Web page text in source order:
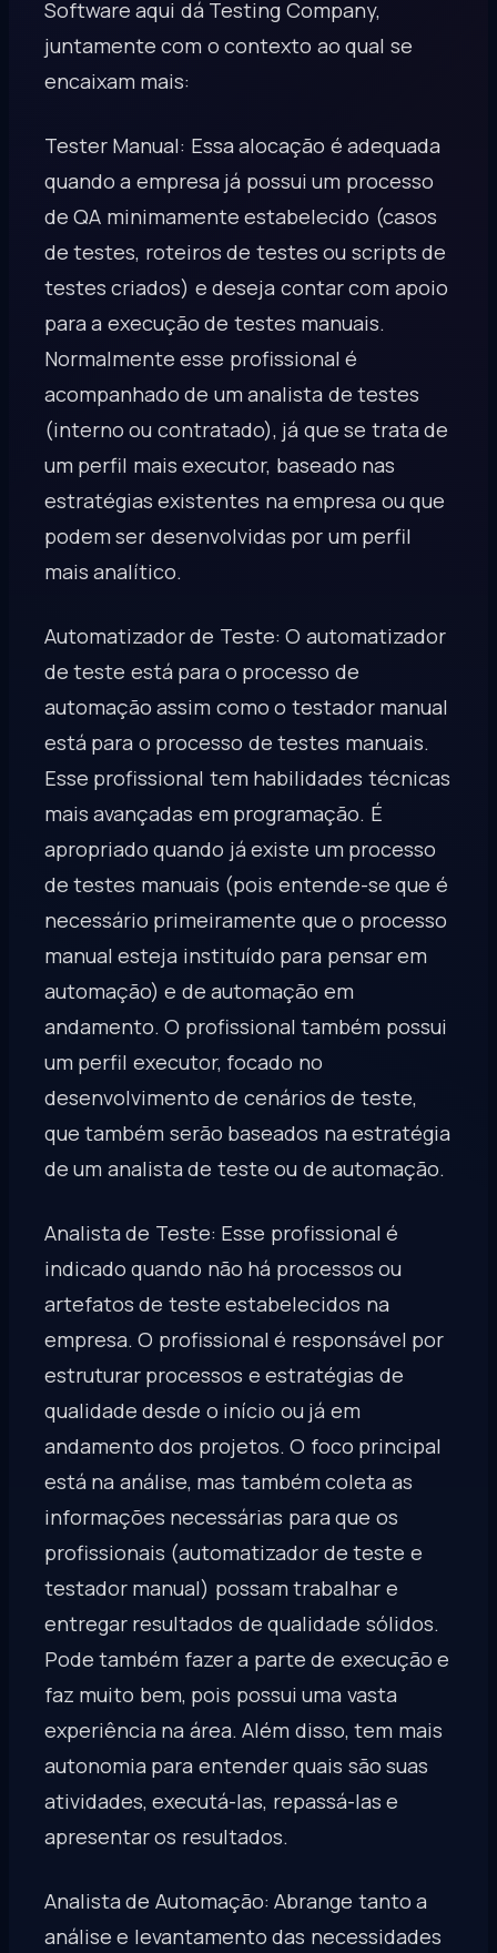
Software aqui dá Testing Company,
juntamente com o contexto ao qual se
encaixam mais:
Tester Manual: Essa alocação é adequada
quando a empresa já possui um processo
de QA minimamente estabelecido (casos
de testes, roteiros de testes ou scripts de
testes criados) e deseja contar com apoio
para a execução de testes manuais.
Normalmente esse profissional é
acompanhado de um analista de testes
(interno ou contratado), já que se trata de
um perfil mais executor, baseado nas
estratégias existentes na empresa ou que
podem ser desenvolvidas por um perfil
mais analítico.
Automatizador de Teste: O automatizador
de teste está para o processo de
automação assim como o testador manual
está para o processo de testes manuais.
Esse profissional tem habilidades técnicas
mais avançadas em programação. É
apropriado quando já existe um processo
de testes manuais (pois entende-se que é
necessário primeiramente que o processo
manual esteja instituído para pensar em
automação) e de automação em
andamento. O profissional também possui
um perfil executor, focado no
desenvolvimento de cenários de teste,
que também serão baseados na estratégia
de um analista de teste ou de automação.
Analista de Teste: Esse profissional é
indicado quando não há processos ou
artefatos de teste estabelecidos na
empresa. O profissional é responsável por
estruturar processos e estratégias de
qualidade desde o início ou já em
andamento dos projetos. O foco principal
está na análise, mas também coleta as
informações necessárias para que os
profissionais (automatizador de teste e
testador manual) possam trabalhar e
entregar resultados de qualidade sólidos.
Pode também fazer a parte de execução e
faz muito bem, pois possui uma vasta
experiência na área. Além disso, tem mais
autonomia para entender quais são suas
atividades, executá-las, repassá-las e
apresentar os resultados.
Analista de Automação: Abrange tanto a
análise e levantamento das necessidades